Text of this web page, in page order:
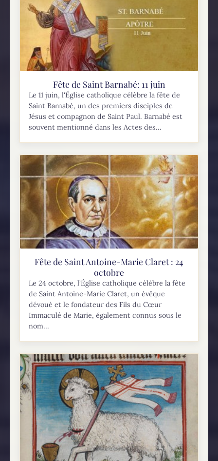
Fête de Saint Barnabé: 11 juin
Le 11 juin, l'Église catholique célèbre la fête de
Saint Barnabé, un des premiers disciples de
Jésus et compagnon de Saint Paul. Barnabé est
souvent mentionné dans les Actes des...
Fête de Saint Antoine-Marie Claret : 24
octobre
Le 24 octobre, l’Église catholique célèbre la fête
de Saint Antoine-Marie Claret, un évêque
dévoué et le fondateur des Fils du Cœur
Immaculé de Marie, également connus sous le
nom...